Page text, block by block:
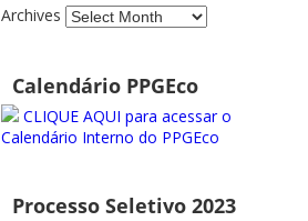
Archives
Calendário PPGEco
CLIQUE AQUI para acessar o
Calendário Interno do PPGEco
Processo Seletivo 2023